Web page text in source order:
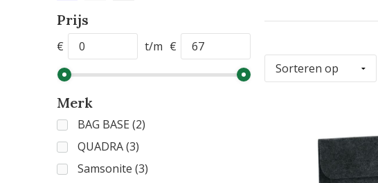
Prijs
€ t/m €
Merk
BAG BASE (2)
QUADRA (3)
Samsonite (3)